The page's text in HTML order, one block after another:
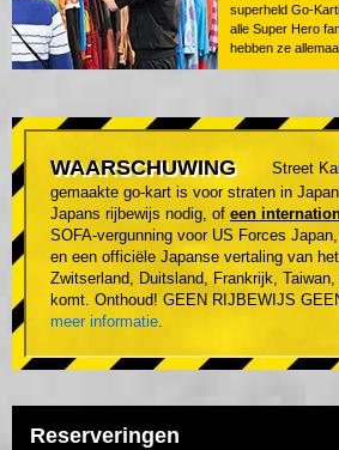
superheld Go-
alle Super Hero
hebben ze
WAARSCHUWING
Street
gemaakte go-kart is voor straten in
Japans rijbewijs nodig, of een
SOFA-vergunning voor US Forces
en een officiële Japanse vertaling van
Zwitserland, Duitsland, Frankrijk,
komt. Onthoud! GEEN RIJBEWIJS
meer informatie.
Reserveringen